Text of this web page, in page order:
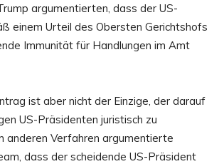
argumentierten, dass der US-
einem Urteil des Obersten Gerichtshofs
Immunität für Handlungen im Amt
ist aber nicht der Einzige, der darauf
US-Präsidenten juristisch zu
anderen Verfahren argumentierte
dass der scheidende US-Präsident